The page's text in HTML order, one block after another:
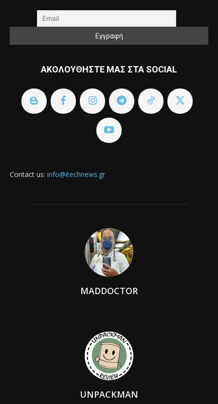
ΑΚΟΛΟΥΘΗΣΤΕ ΜΑΣ ΣΤΑ SOCIAL
Contact us: info@itechnews.gr
MADDOCTOR
UNPACKMAN